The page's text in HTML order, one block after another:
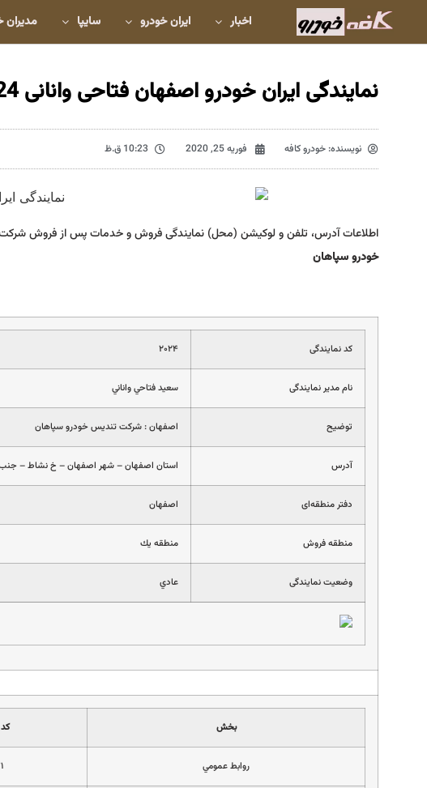
اخبار ایران خودرو سایپا مدیران
نمایندگی ایران خودرو اصفهان فتاحی وانانی 2024
نویسنده: خودرو کافه فوریه 25, 2020 10:23 ق.ظ
اطلاعات آدرس، تلفن و لوکیشن (محل) نمایندگی فروش و خدمات پس از فروش شرکت
خودرو سپاهان
کد نمایندگی ۲۰۲۴
نام مدیر نمایندگی سعيد فتاحي واناني
توضیح اصفهان : شركت تنديس خودرو سپاهان
آدرس استان اصفهان – شهر اصفهان – خ نشاط –
دفتر منطقه‌ای اصفهان
منطقه فروش منطقه يك
وضعیت نمایندگی عادي
بخش
روابط عمومي